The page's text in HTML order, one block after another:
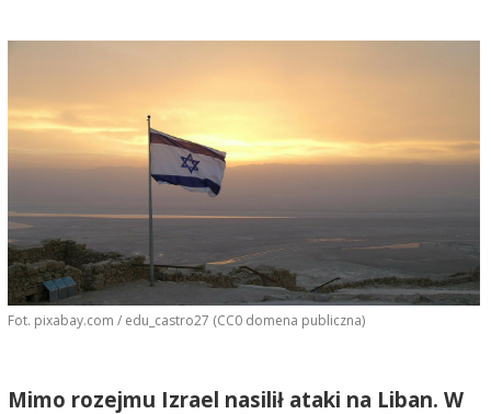
Fot. pixabay.com / edu_castro27 (CC0 domena publiczna)
Mimo rozejmu Izrael nasilił ataki na Liban. W